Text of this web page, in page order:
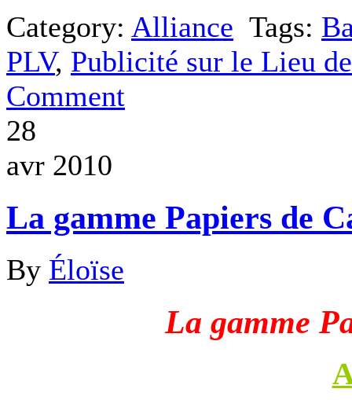
Category: Alliance Tags:
PLV, Publicité sur le Lieu
Comment
28
avr 2010
La gamme Papiers de
By Éloïse
La gamme